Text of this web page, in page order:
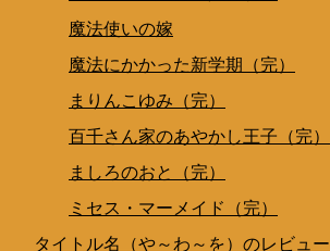
魔法使いの嫁
魔法にかかった新学期（完）
まりんこゆみ（完）
百千さん家のあやかし王子（完）
ましろのおと（完）
ミセス・マーメイド（完）
タイトル名（や～わ～を）のレビュー